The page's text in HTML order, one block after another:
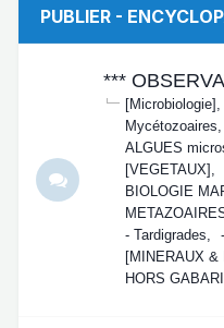
PUBLIER -
***
[Microbiologie]
Mycétozoaires
ALGUES
[VEGETAUX]
BIOLOGIE
- Tardigrades
[MINERAUX &
HORS